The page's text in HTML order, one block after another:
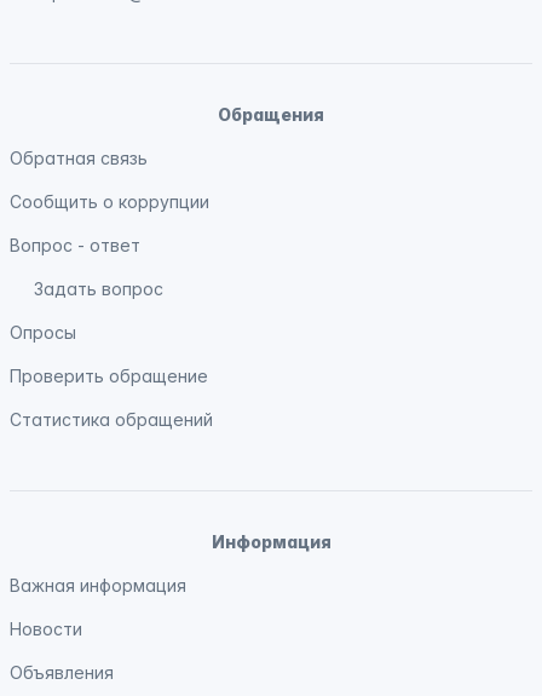
Обращения
Обратная связь
Сообщить о коррупции
Вопрос - ответ
Задать вопрос
Опросы
Проверить обращение
Статистика обращений
Информация
Важная информация
Новости
Объявления